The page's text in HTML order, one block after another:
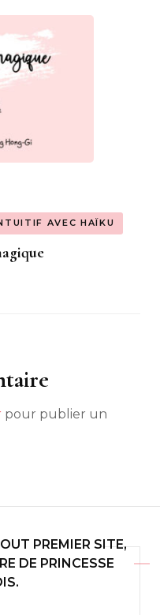
AVEC HAÏKU
pour publier un
PREMIER SITE,
DE PRINCESSE